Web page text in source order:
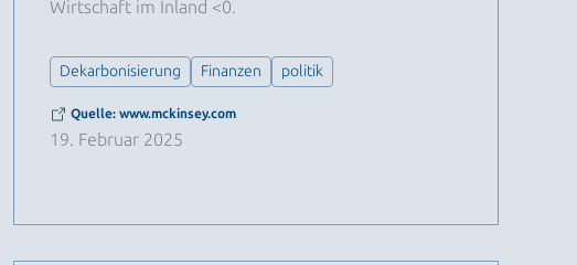
Wirtschaft im Inland <0.
Dekarbonisierung Finanzen politik
Quelle: www.mckinsey.com
19. Februar 2025